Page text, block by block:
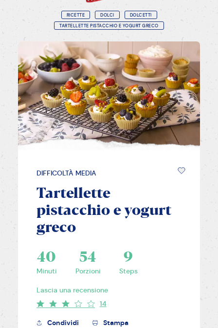
RICETTE DOLCI
DOLCETTI
TARTELLETTE PISTACCHIO E YOGURT GRECO
DIFFICOLTÀ MEDIA
Tartellette
pistacchio e yogurt
greco
40
Minuti
54
Porzioni
9
Steps
Lascia una recensione
14
Condividi Stampa